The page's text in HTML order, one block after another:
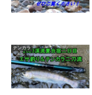
テンカラ